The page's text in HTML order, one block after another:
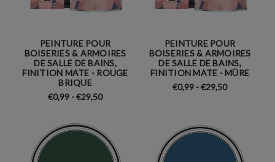
PEINTURE POUR
BOISERIES & ARMOIRES
DE SALLE DE BAINS,
FINITION MATE - ROUGE
BRIQUE
€0,99 - €29,50
PEINTURE POUR
BOISERIES & ARMOIRES
DE SALLE DE BAINS,
FINITION MATE - MÛRE
€0,99 - €29,50